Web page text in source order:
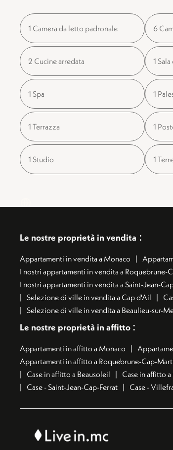
1 Camera da letto padronale 6
2 Cucine arredata 1
1 Spa 1
1 Terrazza 1
1 Studio 1
Le nostre proprietà in vendita :
Appartamenti in vendita a Monaco
I nostri appartamenti in vendita a Roquebrune-
I nostri appartamenti in vendita a Saint-Jean-
Selezione di ville in vendita a Cap d'Ail
Selezione di ville in vendita a Beaulieu-sur-
Le nostre proprietà in affitto :
Appartamenti in affitto a Monaco
Appartamenti in affitto a Roquebrune-Cap-
Case in affitto a Beausoleil
Case in affitto
Case - Saint-Jean-Cap-Ferrat
Case -